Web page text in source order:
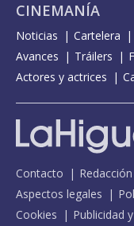
CINEMANÍA
Noticias Cartelera
Avances
Tráilers
Actores y actrices
Contacto Redacción
Aspectos legales
Cookies
Publicidad